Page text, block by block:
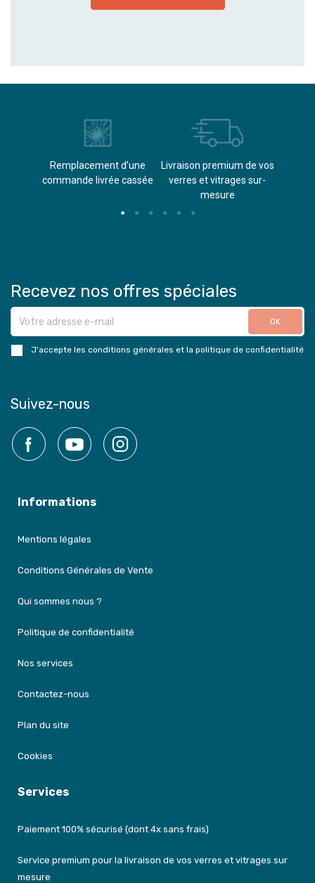
Remplacement d’une
commande livrée cassée​
Livraison premium de vos
verres et vitrages sur-
mesure
Recevez nos offres spéciales
J'accepte les conditions générales et la politique de confidentialité
Suivez-nous
Facebook YouTube
Informations
Mentions légales
Conditions Générales de Vente
Qui sommes nous ?
Politique de confidentialité
Nos services
Contactez-nous
Plan du site
Cookies
Services
Paiement 100% sécurisé (dont 4x sans frais)
Service premium pour la livraison de vos verres et vitrages sur
mesure